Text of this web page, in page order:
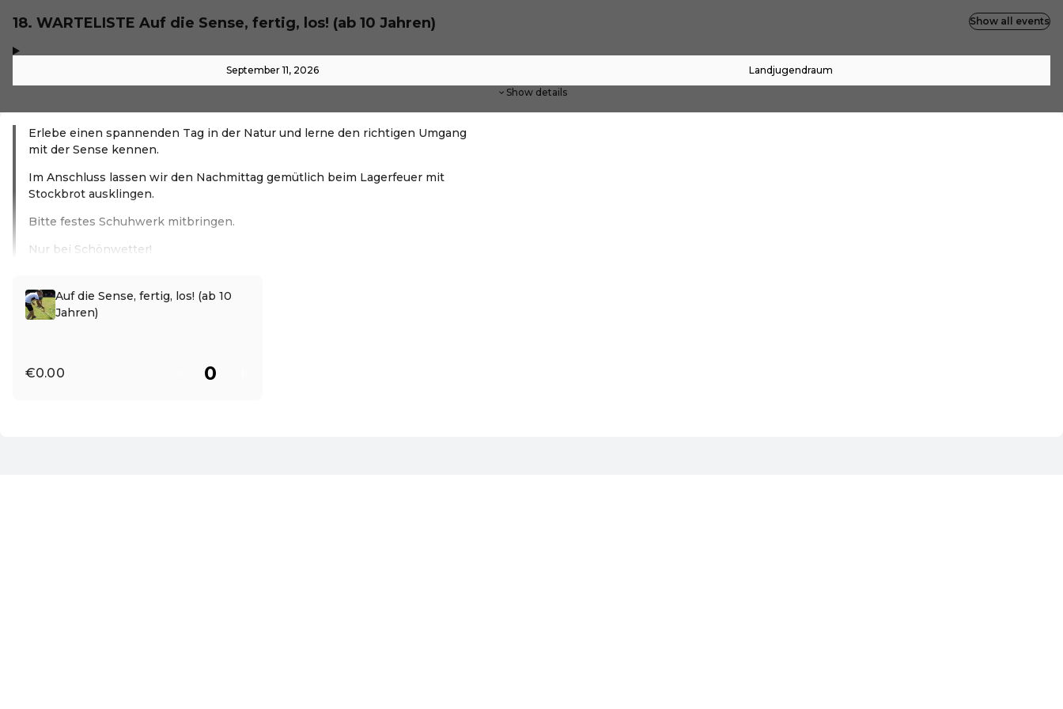
18. WARTELISTE Auf die Sense, fertig, los! (ab 10 Jahren)
September 11, 2026 Landjugendraum
Show details
Show all events
Erlebe einen spannenden Tag in der Natur und lerne den richtigen Umgang
mit der Sense kennen.
Im Anschluss lassen wir den Nachmittag gemütlich beim Lagerfeuer mit
Stockbrot ausklingen.
Bitte festes Schuhwerk mitbringen.
Nur bei Schönwetter!
Auf die Sense, fertig, los! (ab 10
Jahren)
€0.00